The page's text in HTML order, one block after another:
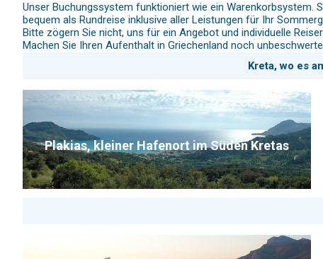
Unser Buchungssystem funktioniert wie ein Warenkorbsystem.
bequem als Rundreise inklusive aller Leistungen für Ihr
Bitte zögern Sie nicht, uns für ein Angebot und individuelle
Machen Sie Ihren Aufenthalt in Griechenland noch
Kreta, wo es
Plakias, kleiner Hafenort im Süden Kretas